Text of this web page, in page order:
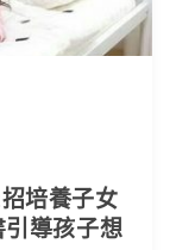
培養子女
導孩子想